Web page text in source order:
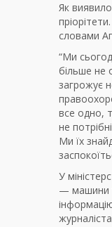
Як
словами
“Ми
більше не
загрожує
все одно,
не
Ми їх
У
— машини